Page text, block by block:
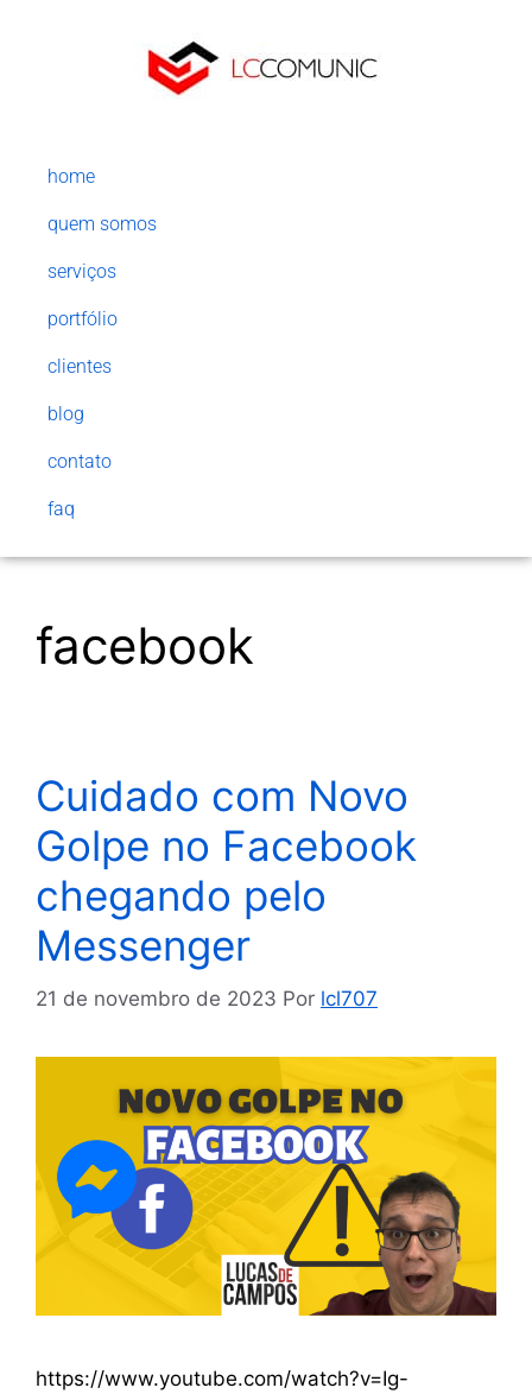
home
quem somos
serviços
portfólio
clientes
blog
contato
faq
facebook
Cuidado com Novo
Golpe no Facebook
chegando pelo
Messenger
21 de novembro de 2023 Por lcl707
https://www.youtube.com/watch?v=Ig-